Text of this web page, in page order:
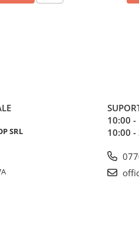
SRL
10:00 -
10:00 -